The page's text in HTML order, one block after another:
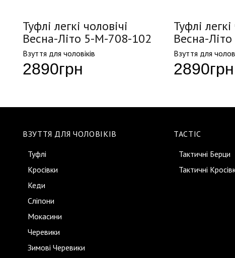
Туфлі легкі чоловічі
Весна-Літо 5-M-708-102
Взуття для чоловіків
2890грн
Туфлі
Весна-
Взуття для
2890грн
ВЗУТТЯ ДЛЯ ЧОЛОВІКІВ
Туфлі
Кросівки
Кеди
Сліпони
Мокасини
Черевики
Зимові Черевики
TACTIC
Тактичні Берци
Тактичні